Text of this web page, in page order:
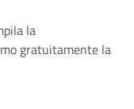
la
gratuitamente la